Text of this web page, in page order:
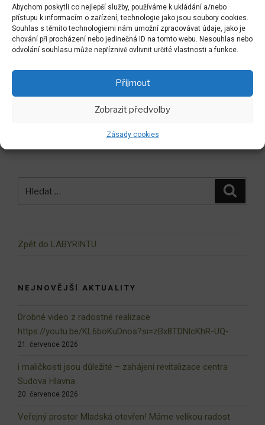
Abychom poskytli co nejlepší služby, používáme k ukládání a/nebo
přístupu k informacím o zařízení, technologie jako jsou soubory cookies.
Souhlas s těmito technologiemi nám umožní zpracovávat údaje, jako je
chování při procházení nebo jedinečná ID na tomto webu. Nesouhlas nebo
odvolání souhlasu může nepříznivě ovlivnit určité vlastnosti a funkce.
Přijmout
Zobrazit předvolby
Zásady cookies
Navigace
pro
příspěvek
Předchozí
příspěvek
PŘEDCHOZÍ
naše speciální předjarní arboristické práce
příležitosti slavnostního otevírání Mendlova náměstí a
Zpět do LABYRINTU
NEJNOVĚJŠÍ AKTUALITY
Drobné video z radostné realizace
https://youtu.be/KL6boKuDnos?si=zBx8TDNlcKhR-UQ-
21. července 2026
i maličkosti jsou důležité – zahájení revitalizace centra
Sudova Hlavna
20. července 2026
Veřejný prostor Mladská otevřen! Máme velikou radost